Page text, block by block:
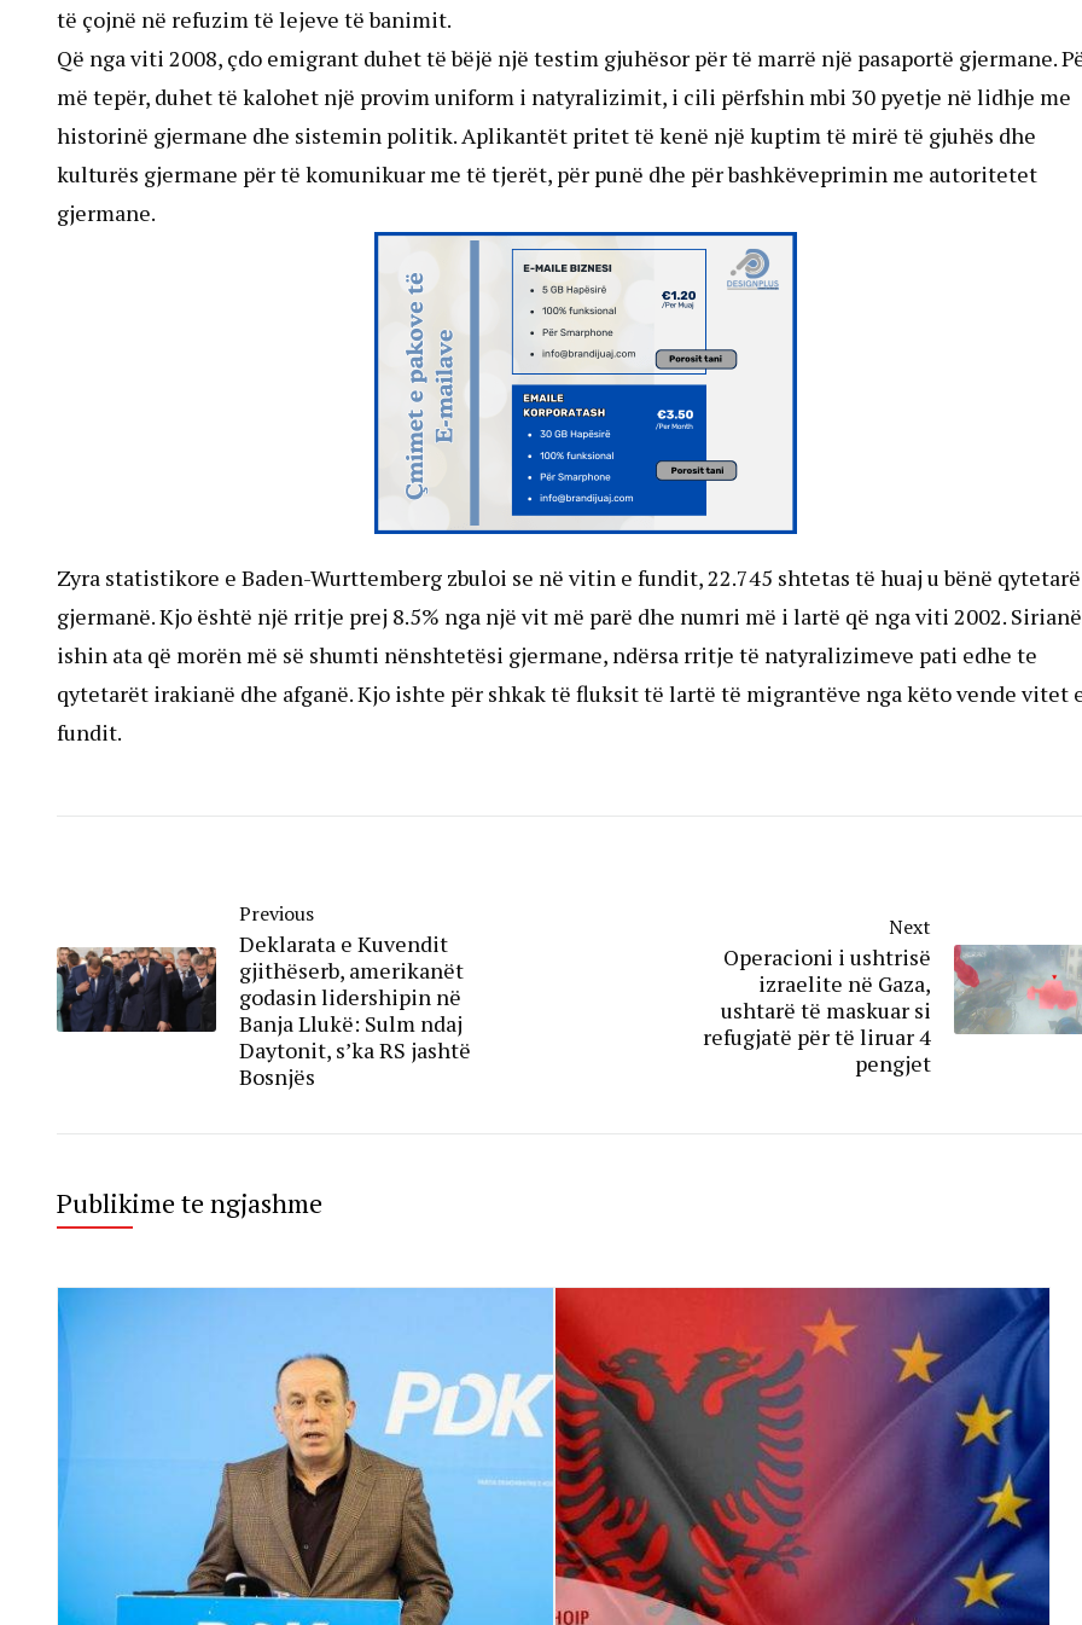
të çojnë në refuzim të lejeve të banimit.
Që nga viti 2008, çdo emigrant duhet të bëjë një testim gjuhësor për të marrë një pasaportë gjermane.
më tepër, duhet të kalohet një provim uniform i natyralizimit, i cili përfshin mbi 30 pyetje në lidhje me
historinë gjermane dhe sistemin politik. Aplikantët pritet të kenë një kuptim të mirë të gjuhës dhe
kulturës gjermane për të komunikuar me të tjerët, për punë dhe për bashkëveprimin me autoritetet
gjermane.
Zyra statistikore e Baden-Wurttemberg zbuloi se në vitin e fundit, 22.745 shtetas të huaj u bënë qytetarë
gjermanë. Kjo është një rritje prej 8.5% nga një vit më parë dhe numri më i lartë që nga viti 2002.
ishin ata që morën më së shumti nënshtetësi gjermane, ndërsa rritje të natyralizimeve pati edhe te
qytetarët irakianë dhe afganë. Kjo ishte për shkak të fluksit të lartë të migrantëve nga këto vende vitet
fundit.
Previous
Deklarata e Kuvendit
gjithëserb, amerikanët
godasin lidershipin në
Banja Llukë: Sulm ndaj
Daytonit, s’ka RS jashtë
Bosnjës
Next
Operacioni i ushtrisë
izraelite në Gaza,
ushtarë të maskuar si
refugjatë për të liruar 4
pengjet
Publikime te ngjashme